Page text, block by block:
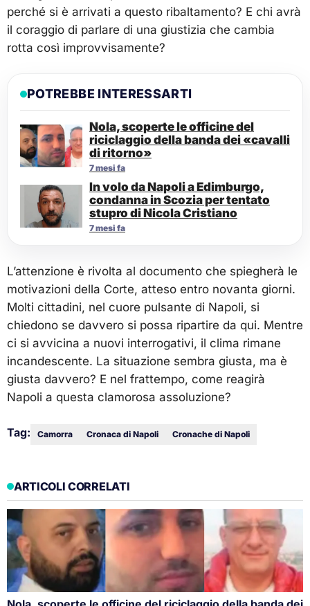
perché si è arrivati a questo ribaltamento? E chi avrà
il coraggio di parlare di una giustizia che cambia
rotta così improvvisamente?
POTREBBE INTERESSARTI
Nola, scoperte le officine del
riciclaggio della banda dei «cavalli
di ritorno»
7 mesi fa
In volo da Napoli a Edimburgo,
condanna in Scozia per tentato
stupro di Nicola Cristiano
7 mesi fa
L’attenzione è rivolta al documento che spiegherà le
motivazioni della Corte, atteso entro novanta giorni.
Molti cittadini, nel cuore pulsante di Napoli, si
chiedono se davvero si possa ripartire da qui. Mentre
ci si avvicina a nuovi interrogativi, il clima rimane
incandescente. La situazione sembra giusta, ma è
giusta davvero? E nel frattempo, come reagirà
Napoli a questa clamorosa assoluzione?
Tag: Camorra Cronaca di Napoli Cronache di Napoli
ARTICOLI CORRELATI